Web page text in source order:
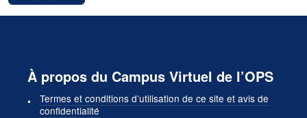
À propos du Campus Virtuel de l’OPS
Termes et conditions d’utilisation de ce site et avis de
confidentialité